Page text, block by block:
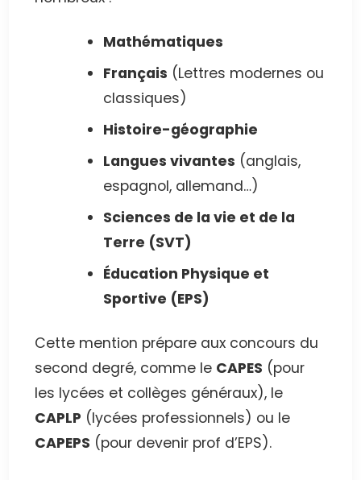
Mathématiques
Français (Lettres modernes ou
classiques)
Histoire-géographie
Langues vivantes (anglais,
espagnol, allemand…)
Sciences de la vie et de la
Terre (SVT)
Éducation Physique et
Sportive (EPS)
Cette mention prépare aux concours du
second degré, comme le CAPES (pour
les lycées et collèges généraux), le
CAPLP (lycées professionnels) ou le
CAPEPS (pour devenir prof d’EPS).